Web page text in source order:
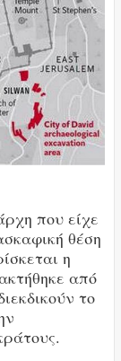
που είχε
θέση
η
από
το